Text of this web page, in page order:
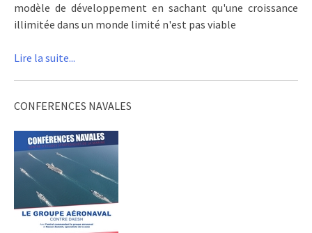
modèle de développement en sachant qu'une croissance
illimitée dans un monde limité n'est pas viable
Lire la suite...
CONFERENCES NAVALES